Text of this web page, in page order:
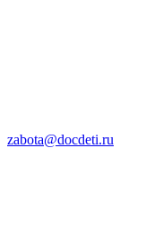
zabota@docdeti.ru